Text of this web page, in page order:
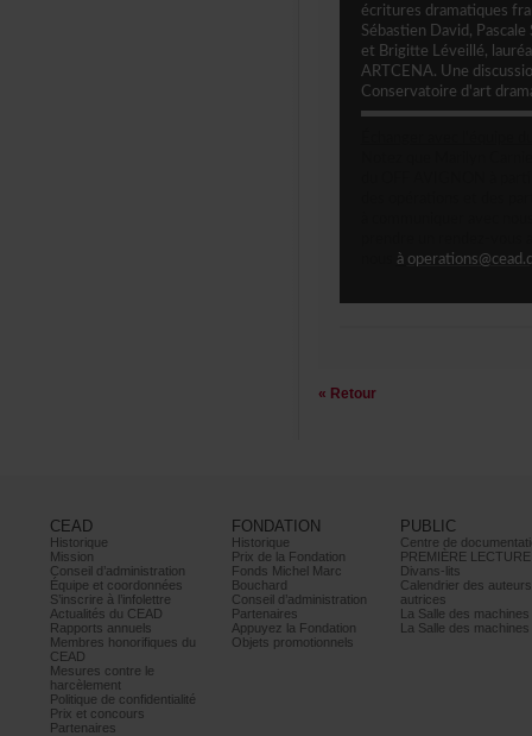
à
«Retour
CEAD
Historique
Mission
Conseild’administration
Équipeetcoordonnées
S’inscrireàl’infolettre
ActualitésduCEAD
Rapportsannuels
Membreshonorifiquesdu
CEAD
Mesurescontrele
harcèlement
Politiquedeconfidentialité
Prixetconcours
Partenaires
FONDATION
Historique
PrixdelaFondation
FondsMichelMarc
Bouchard
Conseild’administration
Partenaires
AppuyezlaFondation
Objetspromotionnels
PUBLIC
PREMIÈRELECTURE
Divans-lits
autrices